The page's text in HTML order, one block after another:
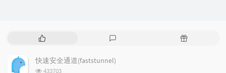
热
文
章
随
快速安全通道(faststunnel)
浏
433703